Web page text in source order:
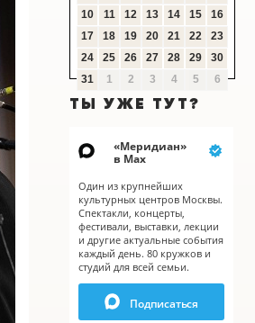
X
X
10
11 12 13 14 15
16
17
18 19 20 21 22
23
24
25 26 27 28 29
30
31
1 2 3 4 5 6
ТЫ УЖЕ ТУТ?
«Меридиан»
в Мах
Один из крупнейших
культурных центров Москвы.
Спектакли, концерты,
фестивали, выставки, лекции
и другие актуальные события
каждый день. 80 кружков и
студий для всей семьи.
Подписаться